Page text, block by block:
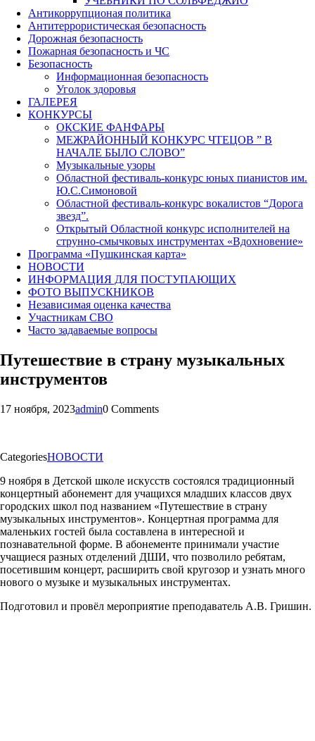
Антикоррупционая политика
Антитеррористическая безопасность
Дорожная безопасность
Пожарная безопасность и ЧС
Безопасность
Информационная безопасность
Уголок здоровья
ГАЛЕРЕЯ
КОНКУРСЫ
ОКСКИЕ ФАНФАРЫ
МЕЖРАЙОННЫЙ КОНКУРС ЧТЕЦОВ ” В
НАЧАЛЕ БЫЛО СЛОВО”
Музыкальные узоры
Областной фестиваль-конкурс юных пианистов им.
Ю.С.Симоновой
Областной фестиваль-конкурс вокалистов “Дорога
звезд”.
Открытый Областной конкурс исполнителей на
струнно-смычковых инструментах «Вдохновение»
Программа «Пушкинская карта»
НОВОСТИ
ИНФОРМАЦИЯ ДЛЯ ПОСТУПАЮЩИХ
ФОТО ВЫПУСКНИКОВ
Независимая оценка качества
Участникам СВО
Часто задаваемые вопросы
Путешествие в страну музыкальных
инструментов
17 ноября, 2023admin0 Comments
CategoriesНОВОСТИ
9 ноября в Детской школе искусств состоялся традиционный
концертный абонемент для учащихся младших классов двух
городских школ под названием «Путешествие в страну
музыкальных инструментов». Концертная программа для
маленьких гостей была составлена в интересной и
познавательной форме. В абонементе принимали участие
учащиеся разных отделений ДШИ, что позволило ребятам,
посетившим концерт, расширить свой кругозор и узнать много
нового о музыке и музыкальных инструментах.
Подготовил и провёл мероприятие преподаватель А.В. Гришин.